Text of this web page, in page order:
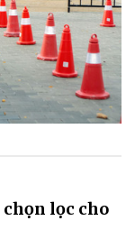
lọc cho